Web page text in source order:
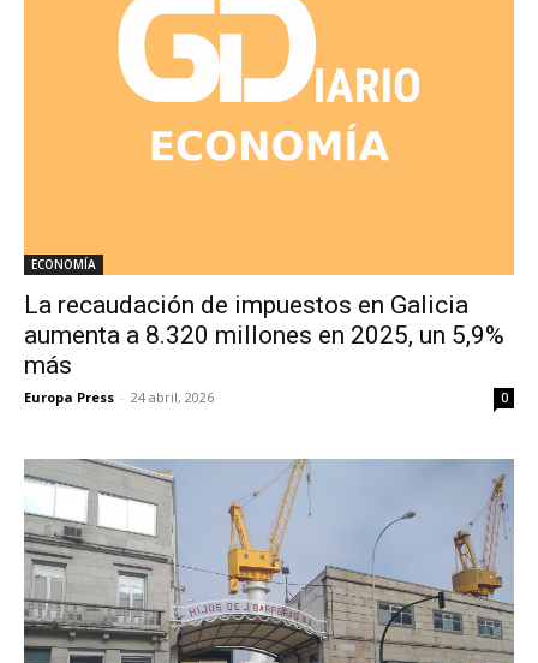
ECONOMÍA
La recaudación de impuestos en Galicia
aumenta a 8.320 millones en 2025, un 5,9%
más
Europa Press - 24 abril, 2026 0